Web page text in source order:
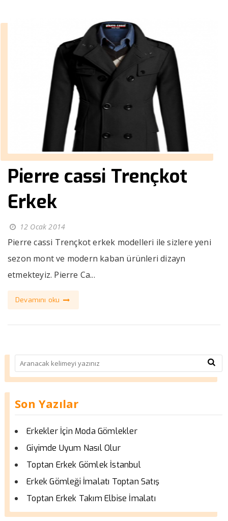
Pierre cassi Trençkot
Erkek
12 Ocak 2014
Pierre cassi Trençkot erkek modelleri ile sizlere yeni
sezon mont ve modern kaban ürünleri dizayn
etmekteyiz. Pierre Ca...
Devamını oku
Son Yazılar
Erkekler İçin Moda Gömlekler
Giyimde Uyum Nasıl Olur
Toptan Erkek Gömlek İstanbul
Erkek Gömleği İmalatı Toptan Satış
Toptan Erkek Takım Elbise İmalatı